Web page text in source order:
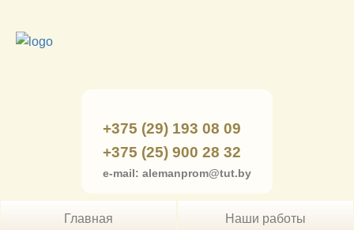
+375 (29) 193 08 09
+375 (25) 900 28 32
e-mail: alemanprom@tut.by
Главная Наши работы